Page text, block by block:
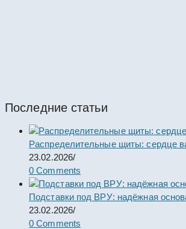
Последние статьи
Распределительные щиты: сердце
23.02.2026/
0 Comments
Подставки под ВРУ: надёжная
23.02.2026/
0 Comments